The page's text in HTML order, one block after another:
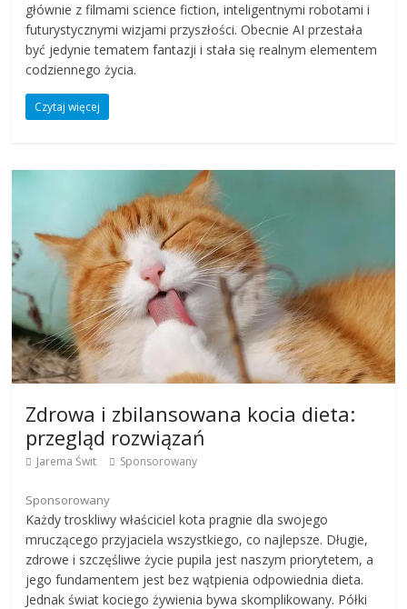
głównie z filmami science fiction, inteligentnymi robotami i
futurystycznymi wizjami przyszłości. Obecnie AI przestała
być jedynie tematem fantazji i stała się realnym elementem
codziennego życia.
Czytaj więcej
Zdrowa i zbilansowana kocia dieta:
przegląd rozwiązań
Jarema Świt Sponsorowany
Sponsorowany
Każdy troskliwy właściciel kota pragnie dla swojego
mruczącego przyjaciela wszystkiego, co najlepsze. Długie,
zdrowe i szczęśliwe życie pupila jest naszym priorytetem, a
jego fundamentem jest bez wątpienia odpowiednia dieta.
Jednak świat kociego żywienia bywa skomplikowany. Półki